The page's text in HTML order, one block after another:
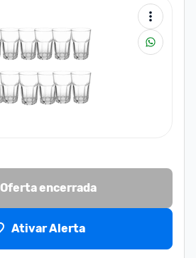
Oferta encerrada
Ativar Alerta